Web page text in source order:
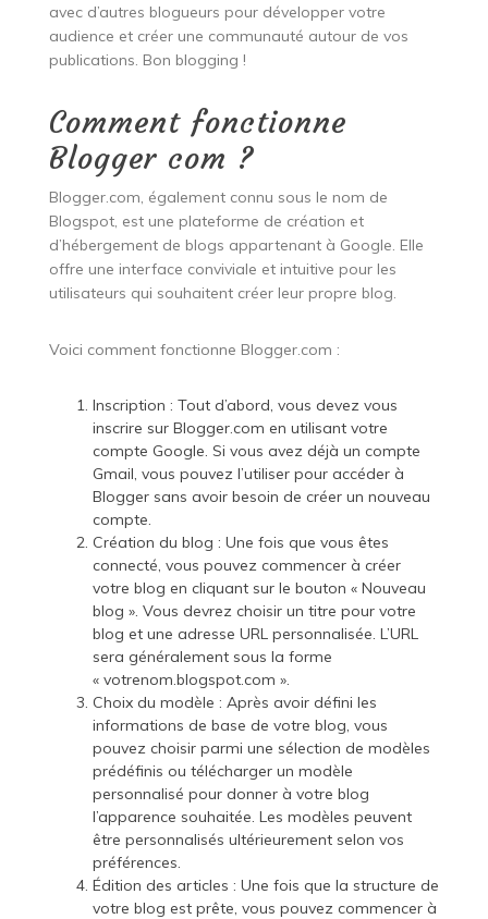
avec d’autres blogueurs pour développer votre
audience et créer une communauté autour de vos
publications. Bon blogging !
Comment fonctionne
Blogger com ?
Blogger.com, également connu sous le nom de
Blogspot, est une plateforme de création et
d’hébergement de blogs appartenant à Google. Elle
offre une interface conviviale et intuitive pour les
utilisateurs qui souhaitent créer leur propre blog.
Voici comment fonctionne Blogger.com :
Inscription : Tout d’abord, vous devez vous
inscrire sur Blogger.com en utilisant votre
compte Google. Si vous avez déjà un compte
Gmail, vous pouvez l’utiliser pour accéder à
Blogger sans avoir besoin de créer un nouveau
compte.
Création du blog : Une fois que vous êtes
connecté, vous pouvez commencer à créer
votre blog en cliquant sur le bouton « Nouveau
blog ». Vous devrez choisir un titre pour votre
blog et une adresse URL personnalisée. L’URL
sera généralement sous la forme
« votrenom.blogspot.com ».
Choix du modèle : Après avoir défini les
informations de base de votre blog, vous
pouvez choisir parmi une sélection de modèles
prédéfinis ou télécharger un modèle
personnalisé pour donner à votre blog
l’apparence souhaitée. Les modèles peuvent
être personnalisés ultérieurement selon vos
préférences.
Édition des articles : Une fois que la structure de
votre blog est prête, vous pouvez commencer à